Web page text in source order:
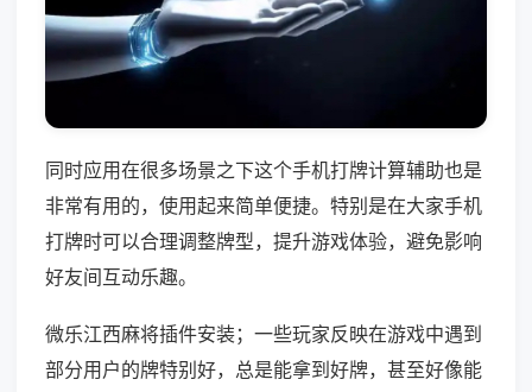
同时应用在很多场景之下这个手机打牌计算辅助也是
非常有用的，使用起来简单便捷。特别是在大家手机
打牌时可以合理调整牌型，提升游戏体验，避免影响
好友间互动乐趣。
微乐江西麻将插件安装；一些玩家反映在游戏中遇到
部分用户的牌特别好，总是能拿到好牌，甚至好像能